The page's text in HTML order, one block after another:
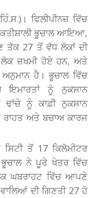
ਫਿਲੀਪੀਨਜ਼ ਵਿੱਚ
ਭੂਚਾਲ ਆਇਆ,
ਤੱਕ 27 ਤੋਂ ਵੱਧ ਲੋਕਾਂ ਦੀ
ਜ਼ਖਮੀ ਹੋਏ ਹਨ, ਅਤੇ
ਹੈ। ਭੂਚਾਲ ਵਿੱਚ
ਇਮਾਰਤਾਂ ਨੂੰ ਨੁਕਸਾਨ
ਨੂੰ ਕਾਫ਼ੀ ਨੁਕਸਾਨ
ਅਤੇ ਬਚਾਅ ਕਾਰਜ
ਤੋਂ 17 ਕਿਲੋਮੀਟਰ
ਨੇ ਪੂਰੇ ਖੇਤਰ ਵਿੱਚ
ਘਬਰਾਹਟ ਵਿੱਚ ਆਪਣੇ
ਦੀ ਗਿਣਤੀ 27 ਹੋ